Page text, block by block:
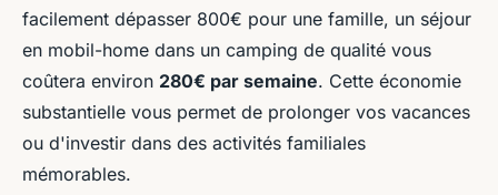
facilement dépasser 800€ pour une famille, un séjour
en mobil-home dans un camping de qualité vous
coûtera environ 280€ par semaine. Cette économie
substantielle vous permet de prolonger vos vacances
ou d'investir dans des activités familiales
mémorables.